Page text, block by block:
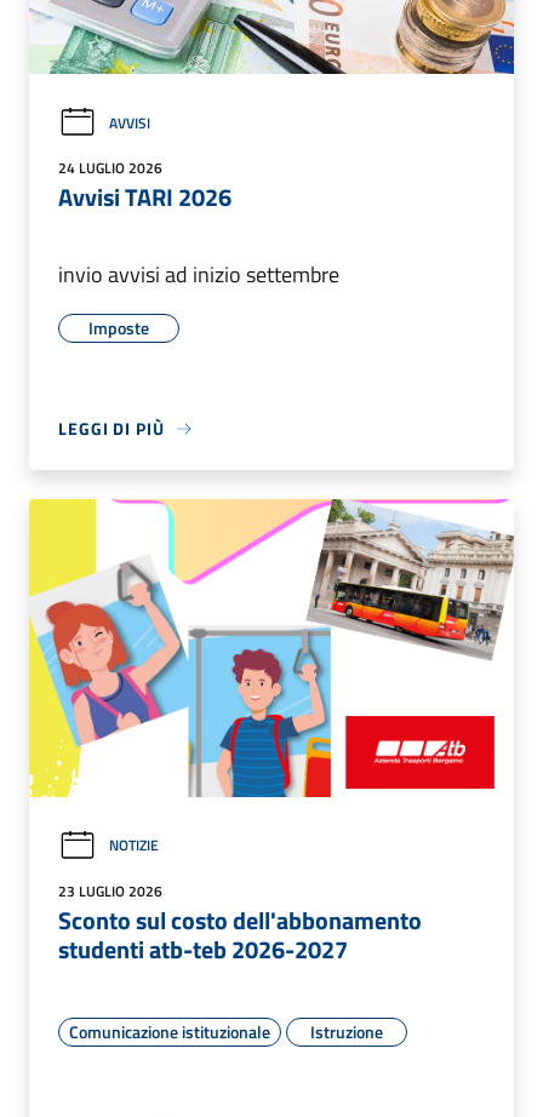
AVVISI
24 LUGLIO 2026
Avvisi TARI 2026
invio avvisi ad inizio settembre
Imposte
LEGGI DI PIÙ
NOTIZIE
23 LUGLIO 2026
Sconto sul costo dell'abbonamento
studenti atb-teb 2026-2027
Comunicazione istituzionale Istruzione